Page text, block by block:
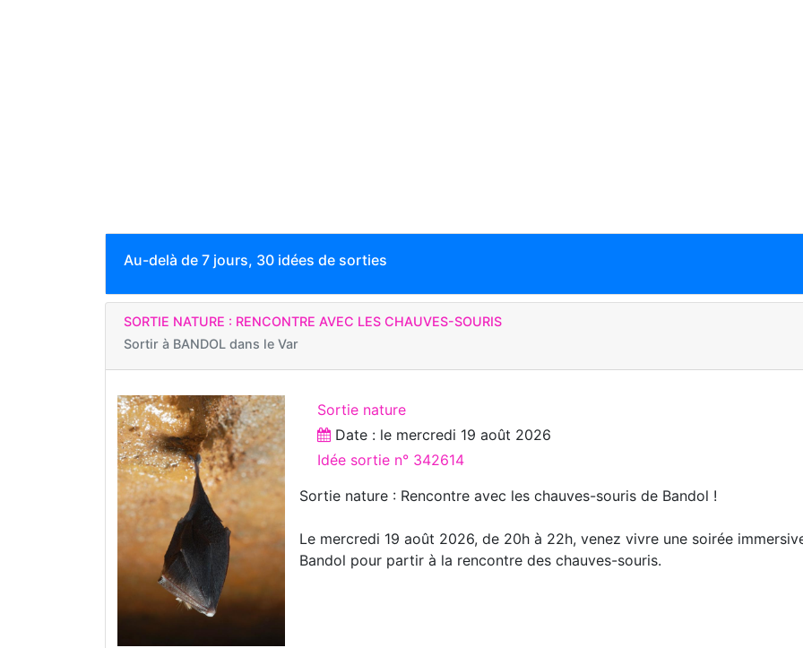
Au-delà de 7 jours, 30 idées de sorties
SORTIE NATURE : RENCONTRE AVEC LES CHAUVES-SOURIS
Sortir à BANDOL dans le Var
Sortie nature
Date : le mercredi 19 août 2026
Idée sortie n° 342614
Sortie nature : Rencontre avec les chauves-souris de Bandol !
Le mercredi 19 août 2026, de 20h à 22h, venez vivre une soirée
Bandol pour partir à la rencontre des chauves-souris.